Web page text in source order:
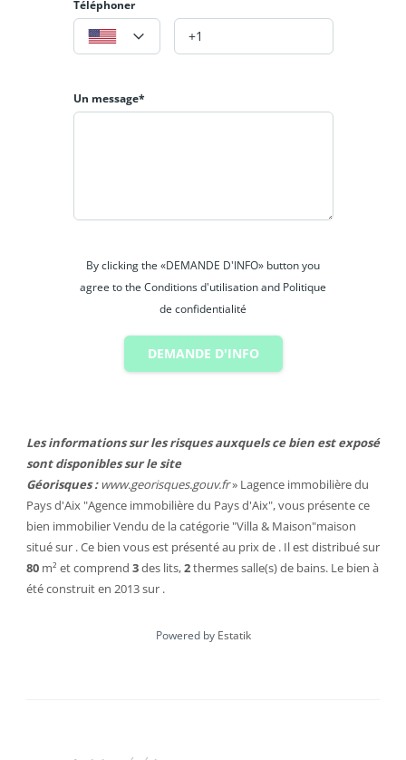
Téléphoner
Un message*
By clicking the «DEMANDE D'INFO» button you
agree to the Conditions d'utilisation and Politique
de confidentialité
DEMANDE D'INFO
Les informations sur les risques auxquels ce bien est exposé
sont disponibles sur le site
Géorisques : www.georisques.gouv.fr» Lagence immobilière du
Pays d'Aix "Agence immobilière du Pays d'Aix", vous présente ce
bien immobilierVendu de la catégorie "Villa & Maison"maison
situé sur . Ce bien vous est présenté au prix de . Il est distribué sur
80 m² et comprend 3des lits,2thermessalle(s) de bains. Le bien à
été construit en 2013 sur .
Powered by Estatik